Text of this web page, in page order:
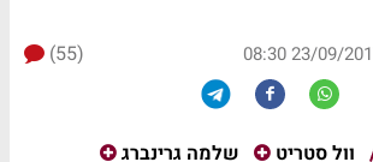
23/09/2017
(55)
וול סטריט שלמה גרינברג